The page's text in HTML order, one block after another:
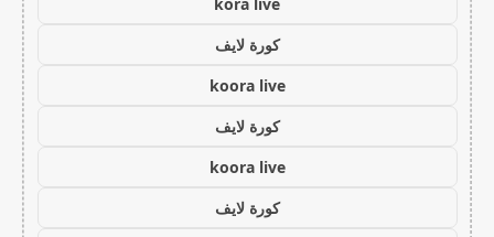
كورة لايف
koora live
كورة لايف
koora live
كورة لايف